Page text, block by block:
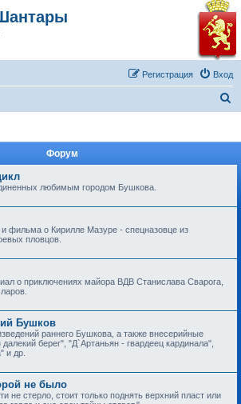
Вход
Регистрация
Форум
любимым городом Бушкова.
фильма о Кирилле Мазуре - спецназовце из
пловцов.
о приключениях майора ВДВ Станислава Сварога,
Бушков
раннего Бушкова, а также внесерийные
берег", "Д`Артаньян - гвардеец кардинала",
и др.
не было
не стерло, стоит только поднять верхний пласт или